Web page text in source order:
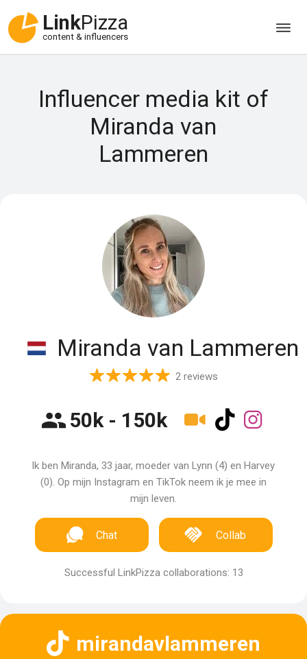
LinkPizza
content & influencers
Influencer media kit of
Miranda van
Lammeren
Miranda van Lammeren
2 reviews
50k - 150k
Ik ben Miranda, 33 jaar, moeder van Lynn (4) en Harvey
(0). Op mijn Instagram en TikTok neem ik je mee in
mijn leven.
Chat Collab
Successful LinkPizza collaborations: 13
mirandavlammeren